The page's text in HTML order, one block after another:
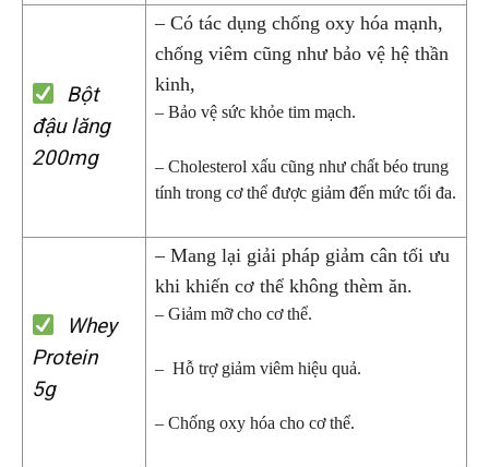
Bột
đậu lăng
200mg
– Có tác dụng chống oxy hóa mạnh,
chống viêm cũng như bảo vệ hệ thần
kinh,
– Bảo vệ sức khỏe tim mạch.
– Cholesterol xấu cũng như chất béo trung
tính trong cơ thể được giảm đến mức tối đa.
Whey
Protein
5g
– Mang lại giải pháp giảm cân tối ưu
khi khiến cơ thể không thèm ăn.
– Giảm mỡ cho cơ thể.
– Hỗ trợ giảm viêm hiệu quả.
– Chống oxy hóa cho cơ thể.